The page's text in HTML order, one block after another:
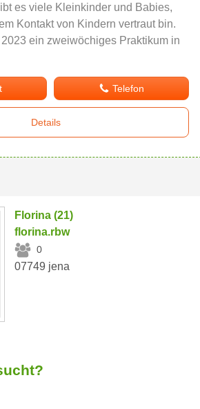
es viele Kleinkinder und Babies,
Kontakt von Kindern vertraut bin.
ein zweiwöchiges Praktikum in
Telefon
Details
Florina (21)
florina.rbw
0
07749 jena